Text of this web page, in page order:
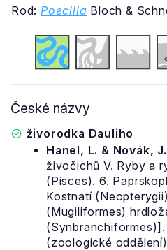
Rod: Poecilia Bloch &
České názvy
živorodka Dauliho
Hanel, L. & Novák,
živočichů V. Ryby a
(Pisces). 6.
Kostnatí
(Mugiliformes)
(zoologické